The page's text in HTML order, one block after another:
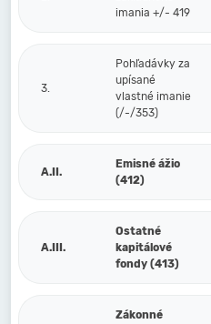
imania +/- 419
3.
Pohľadávky za
upísané
vlastné imanie
(/-/353)
A.II.
Emisné ážio
(412)
A.III.
Ostatné
kapitálové
fondy (413)
Zákonné